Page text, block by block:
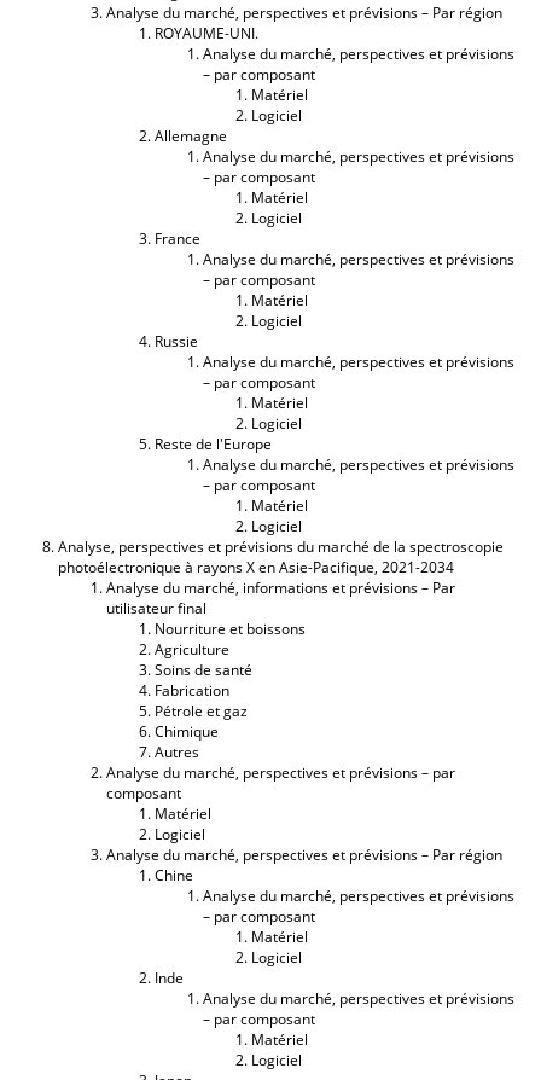
Analyse du marché, perspectives et prévisions – Par région
ROYAUME-UNI.
Analyse du marché, perspectives et prévisions
– par composant
Matériel
Logiciel
Allemagne
Analyse du marché, perspectives et prévisions
– par composant
Matériel
Logiciel
France
Analyse du marché, perspectives et prévisions
– par composant
Matériel
Logiciel
Russie
Analyse du marché, perspectives et prévisions
– par composant
Matériel
Logiciel
Reste de l'Europe
Analyse du marché, perspectives et prévisions
– par composant
Matériel
Logiciel
Analyse, perspectives et prévisions du marché de la spectroscopie
photoélectronique à rayons X en Asie-Pacifique, 2021-2034
Analyse du marché, informations et prévisions – Par
utilisateur final
Nourriture et boissons
Agriculture
Soins de santé
Fabrication
Pétrole et gaz
Chimique
Autres
Analyse du marché, perspectives et prévisions – par
composant
Matériel
Logiciel
Analyse du marché, perspectives et prévisions – Par région
Chine
Analyse du marché, perspectives et prévisions
– par composant
Matériel
Logiciel
Inde
Analyse du marché, perspectives et prévisions
– par composant
Matériel
Logiciel